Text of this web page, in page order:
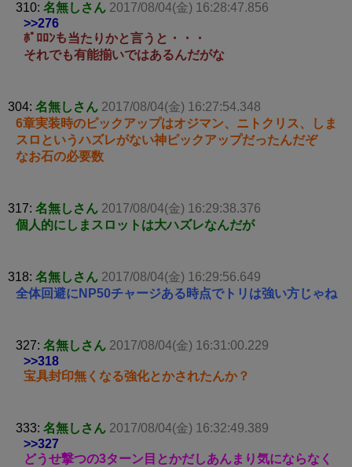
310: 名無しさん 2017/08/04(金) 16:28:47.856
>>276
ﾎﾟﾛﾛﾝも当たりかと言うと・・・
それでも有能揃いではあるんだがな
304: 名無しさん 2017/08/04(金) 16:27:54.348
6章実装時のピックアップはオジマン、ニトクリス、しま
スロというハズレがない神ピックアップだったんだぞ
なお石の必要数
317: 名無しさん 2017/08/04(金) 16:29:38.376
個人的にしまスロットは大ハズレなんだが
318: 名無しさん 2017/08/04(金) 16:29:56.649
全体回避にNP50チャージある時点でトリは強い方じゃね
327: 名無しさん 2017/08/04(金) 16:31:00.229
>>318
宝具封印無くなる強化とかされたんか？
333: 名無しさん 2017/08/04(金) 16:32:49.389
>>327
どうせ撃つの3ターン目とかだしあんまり気にならなく